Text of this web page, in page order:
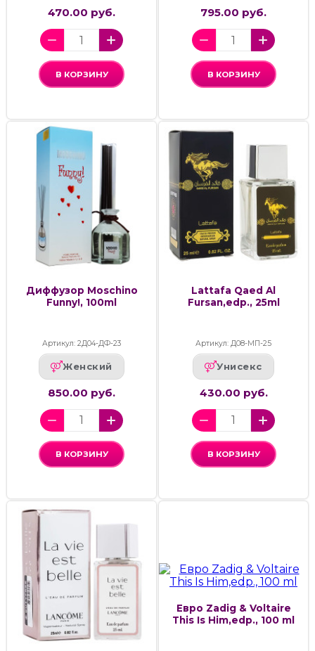
470.00 руб.
В КОРЗИНУ
795.00 руб.
В КОРЗИНУ
Диффузор Moschino
Funny!, 100ml
Артикул: 2Д04-ДФ-23
Женский
850.00 руб.
В КОРЗИНУ
Lattafa Qaed Al
Fursan,edp., 25ml
Артикул: Д08-МП-25
Унисекс
430.00 руб.
В КОРЗИНУ
Евро Zadig & Voltaire
This Is Him,edp., 100 ml